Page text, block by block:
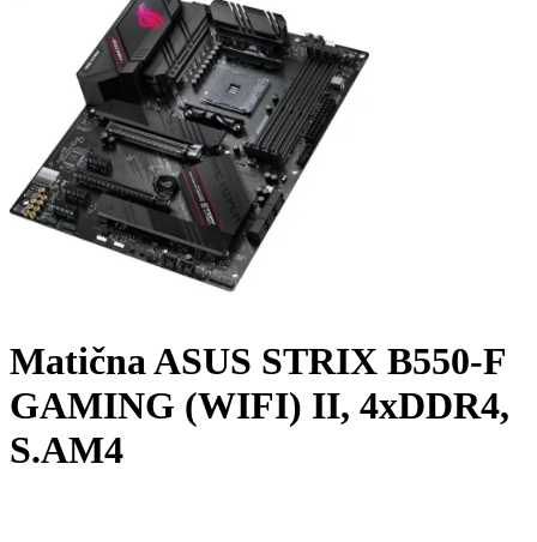
Matična ASUS STRIX B550-F
GAMING (WIFI) II, 4xDDR4,
S.AM4